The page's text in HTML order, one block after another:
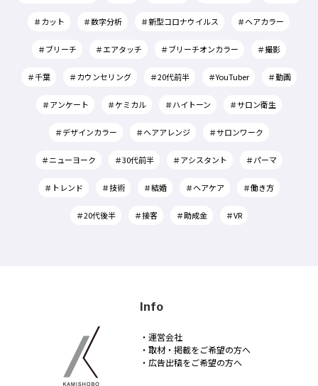
＃カット ＃数字分析 ＃新型コロナウイルス ＃ヘアカラー
＃ブリーチ ＃エアタッチ ＃ブリーチオンカラー ＃撮影
＃千葉 ＃カウンセリング ＃20代前半 ＃YouTuber ＃動画
＃アンケート ＃ケミカル ＃ハイトーン ＃サロン衛生
＃デザインカラー ＃ヘアアレンジ ＃サロンワーク
＃ニューヨーク ＃30代前半 ＃アシスタント ＃パーマ
＃トレンド ＃技術 ＃結婚 ＃ヘアケア ＃働き方
＃20代後半 ＃接客 ＃助成金 ＃VR
Info
・運営会社
・取材・掲載をご希望の方へ
・広告出稿をご希望の方へ